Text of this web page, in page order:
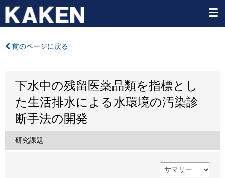
前のページに戻る
下水中の残留医薬品類を指標とし
た生活排水による水環境の汚染診
断手法の開発
研究課題